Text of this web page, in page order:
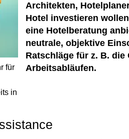
für
in
Architekten,
Hotel investieren
eine Hotelberatung
neutrale, objektive
Ratschläge für z. B.
Arbeitsabläufen.